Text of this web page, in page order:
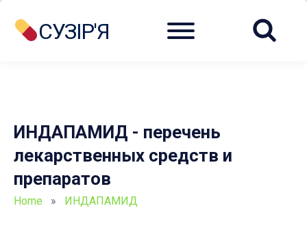
СУЗІР'Я Menu
ИНДАПАМИД - перечень
лекарственных средств и
препаратов
Home » ИНДАПАМИД